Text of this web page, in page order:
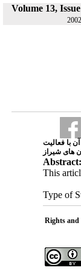
Volume 13,
با فعالیت
های شیراز
Abstract:
This
Type of
Rights and